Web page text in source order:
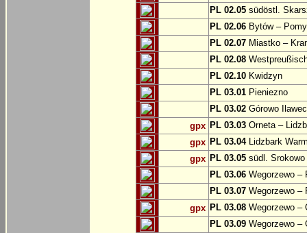
PL 02.05 südöstl.
PL 02.06 Bytów –
PL 02.07 Miastko –
PL 02.08
PL 02.10 Kwidzyn
PL 03.01 Pieniezno
PL 03.02 Górowo
gpx PL 03.03 Orneta –
gpx PL 03.04Lidzbark
gpx PL 03.05 südl.
PL 03.06 Wegorzewo –
PL 03.07 Wegorzewo –
gpx PL 03.08 Wegorzewo –
PL 03.09 Wegorzewo –